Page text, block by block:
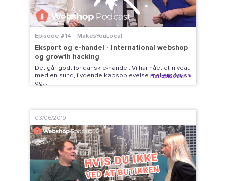
Episode #14 - MakesYouLocal
Eksport og e-handel - International webshop
og growth hacking
Det går godt for dansk e-handel. Vi har nået et niveau
med en sund, flydende købsoplevelse mellem fysisk
og...
Hør Episoden
03/06/2019